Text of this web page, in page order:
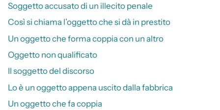
Soggetto accusato di un illecito penale
Così si chiama l’oggetto che si dà in prestito
Un oggetto che forma coppia con un altro
Oggetto non qualificato
Il soggetto del discorso
Lo è un oggetto appena uscito dalla fabbrica
Un oggetto che fa coppia